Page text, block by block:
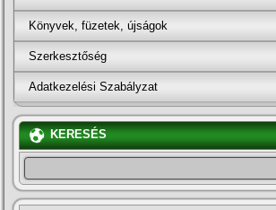
Könyvek, füzetek, újságok
Szerkesztőség
Adatkezelési Szabályzat
KERESÉS